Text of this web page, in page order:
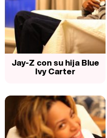
Jay-Z con su hija Blue
Ivy Carter